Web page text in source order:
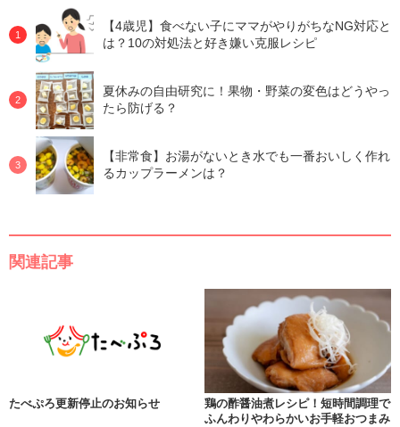
【4歳児】食べない子にママがやりがちなNG対応と
は？10の対処法と好き嫌い克服レシピ
夏休みの自由研究に！果物・野菜の変色はどうやっ
たら防げる？
【非常食】お湯がないとき水でも一番おいしく作れ
るカップラーメンは？
関連記事
たべぷろ更新停止のお知らせ
鶏の酢醤油煮レシピ！短時間調理で
ふんわりやわらかいお手軽おつまみ